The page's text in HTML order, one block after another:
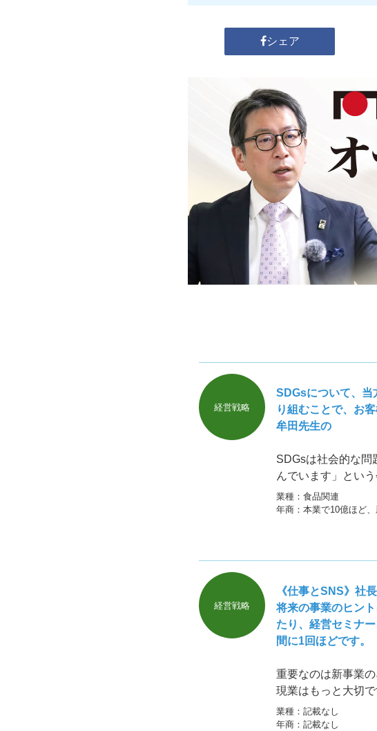
シェア
経営戦略
SDGsについて、当
り組むことで、お
牟田先生の
SDGsは社会的な問
んでいます」とい
社が
業種： 食品関連
年商： 本業で10億ほど
経営戦略
《仕事とSNS》社
将来の事業のヒン
たり、経営セミナ
間に1回ほどです。
重要なのは新事業
現業はもっと大切
業種： 記載なし
年商： 記載なし